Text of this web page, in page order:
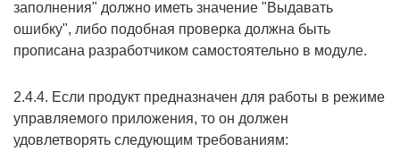
заполнения" должно иметь значение "Выдавать
ошибку", либо подобная проверка должна быть
прописана разработчиком самостоятельно в модуле.
2.4.4. Если продукт предназначен для работы в режиме
управляемого приложения, то он должен
удовлетворять следующим требованиям: